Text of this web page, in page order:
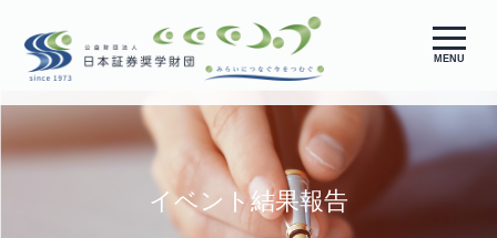
MENU
イベント結果報告